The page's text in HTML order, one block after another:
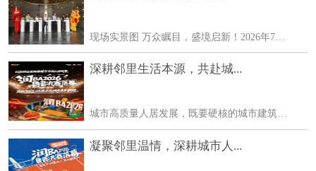
深耕邻里生活本源，共赴城...
凝聚邻里温情，深耕城市人...